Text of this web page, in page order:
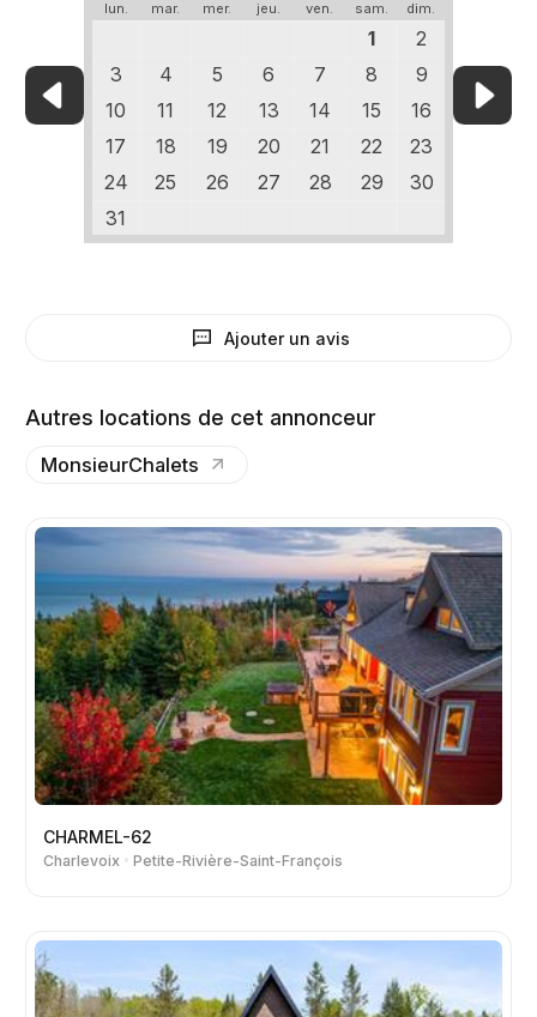
lun. mar. mer. jeu. ven. sam. dim.
1
2
3
4 5 6 7 8
9
10
11 12 13 14 15
16
17
18 19 20 21 22
23
24
25 26 27 28 29
30
31
Ajouter un avis
Autres locations de cet annonceur
MonsieurChalets
CHARMEL-62
Charlevoix Petite-Rivière-Saint-François